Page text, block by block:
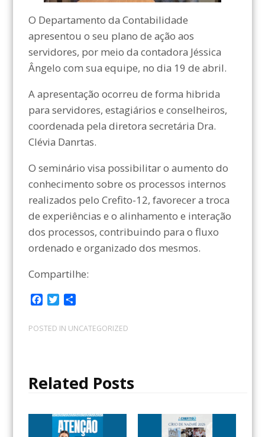
O Departamento da Contabilidade
apresentou o seu plano de ação aos
servidores, por meio da contadora Jéssica
Ângelo com sua equipe, no dia 19 de abril.
A apresentação ocorreu de forma hibrida
para servidores, estagiários e conselheiros,
coordenada pela diretora secretária Dra.
Clévia Danrtas.
O seminário visa possibilitar o aumento do
conhecimento sobre os processos internos
realizados pelo Crefito-12, favorecer a troca
de experiências e o alinhamento e interação
dos processos, contribuindo para o fluxo
ordenado e organizado dos mesmos.
Compartilhe:
F
c
e
k
T
i
t
C
m
p
i
a
r
POSTED IN UNCATEGORIZED
Related Posts